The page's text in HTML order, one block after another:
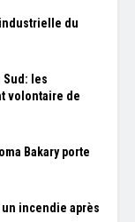
du
les
volontaire de
Bakary porte
incendie après